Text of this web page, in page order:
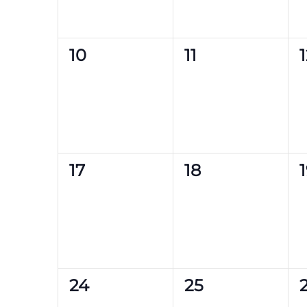
0
10
0
11
0
17
0
18
0
24
0
25